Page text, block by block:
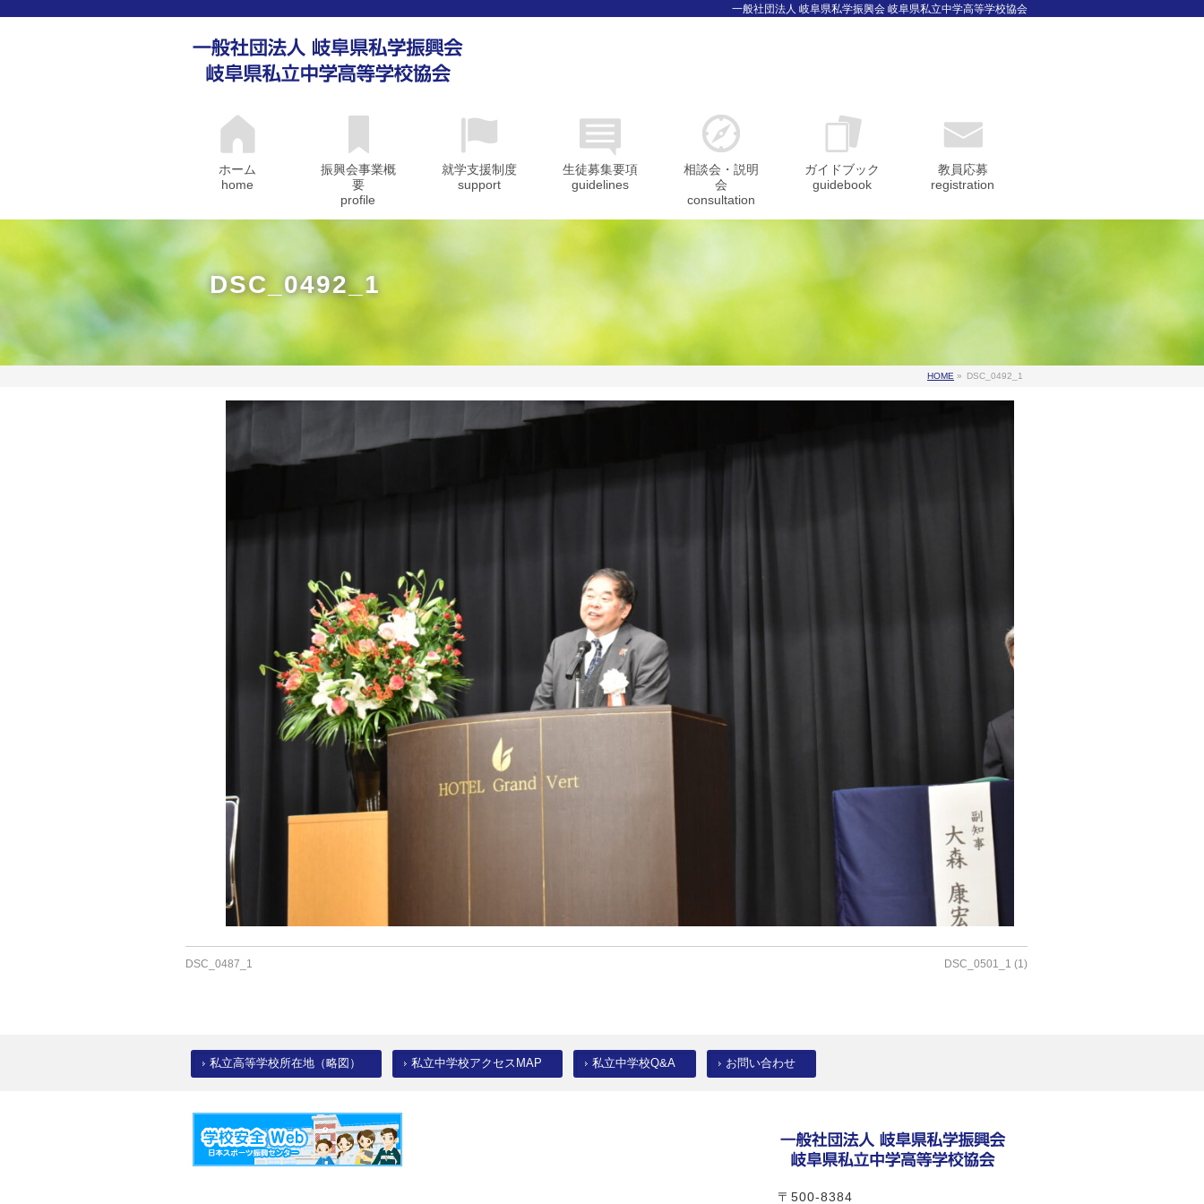
一般社団法人 岐阜県私学振興会 岐阜県私立中学高等学校協会
ホーム
home
振興会事業概
要
profile
就学支援制度
support
生徒募集要項
guidelines
相談会・説明
会
consultation
ガイドブック
guidebook
教員応募
registration
DSC_0492_1
HOME » DSC_0492_1
DSC_0487_1 DSC_0501_1 (1)
私立高等学校所在地（略図） 私立中学校アクセスMAP 私立中学校Q&A お問い合わせ
〒500-8384